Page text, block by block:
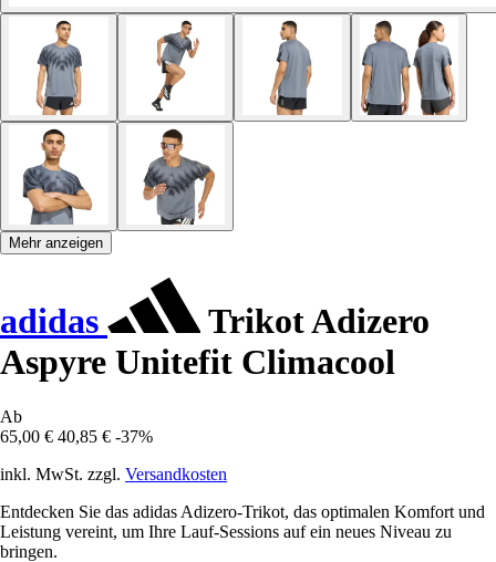
Mehr anzeigen
adidas
Trikot Adizero
Aspyre Unitefit Climacool
Ab
65,00 € 40,85 € -37%
inkl. MwSt. zzgl. Versandkosten
Entdecken Sie das adidas Adizero-Trikot, das optimalen Komfort und
Leistung vereint, um Ihre Lauf-Sessions auf ein neues Niveau zu
bringen.